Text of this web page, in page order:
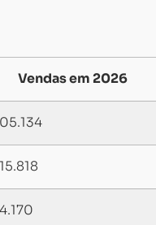
Vendas em 2026